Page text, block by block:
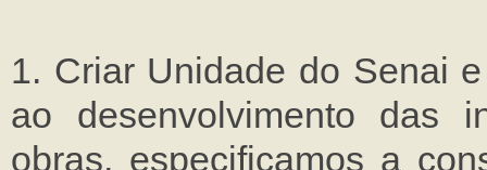
1. Criar Unidade do Senai
ao desenvolvimento das
obras, especificamos a